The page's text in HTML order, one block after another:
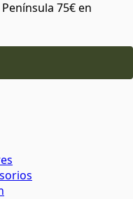
Península 75€ en